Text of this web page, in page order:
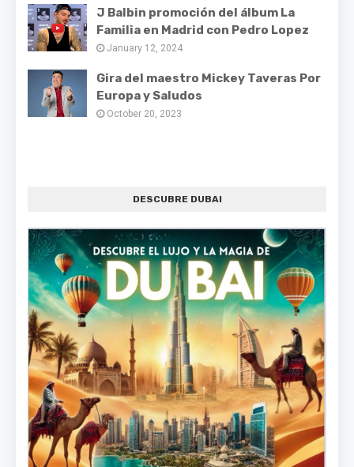
J Balbin promoción del álbum La
Familia en Madrid con Pedro Lopez
January 12, 2024
Gira del maestro Mickey Taveras Por
Europa y Saludos
October 20, 2023
DESCUBRE DUBAI